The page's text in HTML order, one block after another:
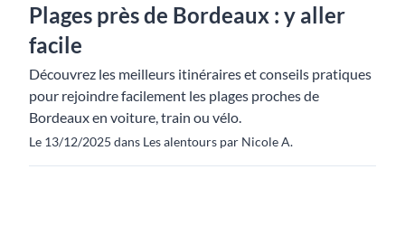
Plages près de Bordeaux : y aller
facile
Découvrez les meilleurs itinéraires et conseils pratiques
pour rejoindre facilement les plages proches de
Bordeaux en voiture, train ou vélo.
Le 13/12/2025 dans Les alentours par Nicole A.